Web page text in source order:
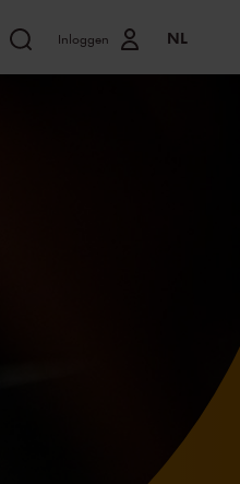
Inloggen NL